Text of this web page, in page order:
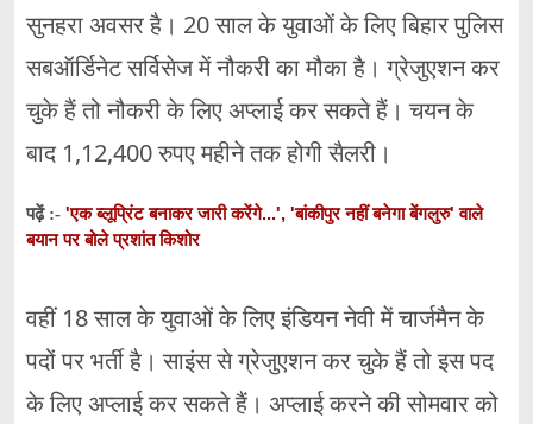
सुनहरा अवसर है। 20 साल के युवाओं के लिए बिहार पुलिस
सबऑर्डिनेट सर्विसेज में नौकरी का मौका है। ग्रेजुएशन कर
चुके हैं तो नौकरी के लिए अप्लाई कर सकते हैं। चयन के
बाद 1,12,400 रुपए महीने तक होगी सैलरी।
पढ़ें :- 'एक ब्लूप्रिंट बनाकर जारी करेंगे...', 'बांकीपुर नहीं बनेगा बेंगलुरु' वाले
बयान पर बोले प्रशांत किशोर
वहीं 18 साल के युवाओं के लिए इंडियन नेवी में चार्जमैन के
पदों पर भर्ती है। साइंस से ग्रेजुएशन कर चुके हैं तो इस पद
के लिए अप्लाई कर सकते हैं। अप्लाई करने की सोमवार को